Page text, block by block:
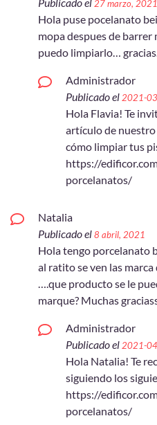
27 marzo, 2021
Hola puse pocelanato
mopa despues de barrer
puedo limpiarlo…
Administrador
Publicado el 2021-
Hola Flavia! Te
artículo de
cómo limpiar tus
https://
porcelanatos/
Natalia
Publicado el8 abril, 2021
Hola tengo porcelanato
al ratito se ven las
….que producto se le
marque? Muchas
Administrador
Publicado el 2021-
Hola Natalia! Te
siguiendo los
https://
porcelanatos/